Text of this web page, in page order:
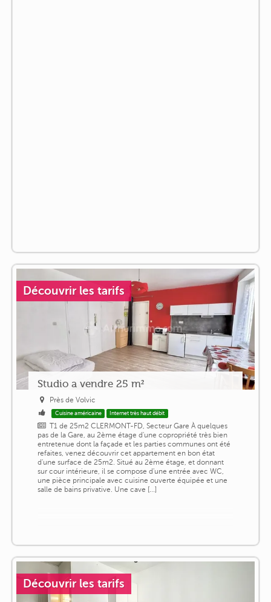
Découvrir les tarifs
Studio a vendre 25 m²
Près de Volvic
Cuisine américaine Internet très haut débit
T1 de 25m2 CLERMONT-FD, Secteur Gare À quelques
pas de la Gare, au 2ème étage d'une copropriété très bien
entretenue dont la façade et les parties communes ont été
refaites, venez découvrir cet appartement en bon état
d'une surface de 25m2. Situé au 2ème étage, et donnant
sur cour intérieure, il se compose d'une entrée avec WC,
une pièce principale avec cuisine ouverte équipée et une
salle de bains privative. Une cave [...]
Découvrir les tarifs